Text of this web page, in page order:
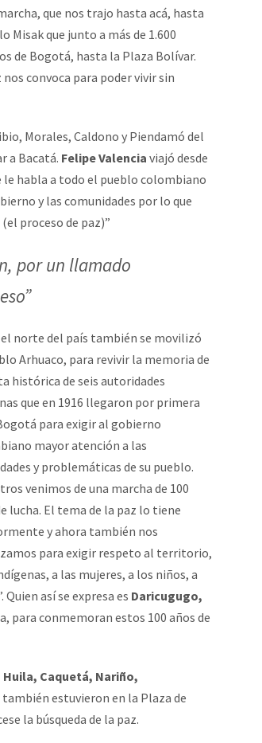
que nos trajo hasta acá, hasta
Misak que junto a más de 1.600
de Bogotá, hasta la Plaza Bolívar.
convoca para poder vivir sin
Morales, Caldono y Piendamó del
a Bacatá. Felipe Valencia viajó desde
le habla a todo el pueblo colombiano
y las comunidades por lo que
proceso de paz)”
por un llamado
el norte del país también se movilizó
Arhuaco, para revivir la memoria de
histórica de seis autoridades
que en 1916 llegaron por primera
para exigir al gobierno
mayor atención a las
y problemáticas de su pueblo.
venimos de una marcha de 100
lucha. El tema de la paz lo tiene
y ahora también nos
para exigir respeto al territorio,
a las mujeres, a los niños, a
Quien así se expresa es Daricugugo,
para conmemoran estos 100 años de
Caquetá, Nariño,
también estuvieron en la Plaza de
la búsqueda de la paz.